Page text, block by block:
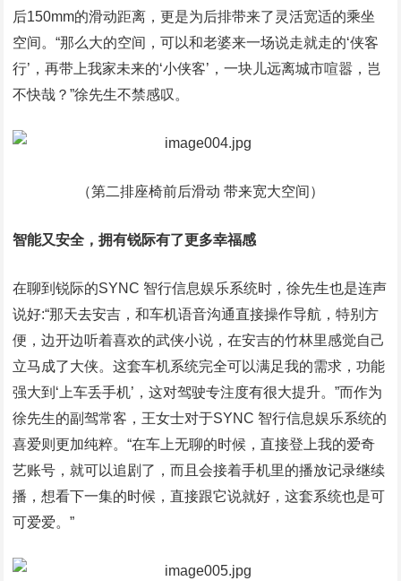
后150mm的滑动距离，更是为后排带来了灵活宽适的乘坐
空间。“那么大的空间，可以和老婆来一场说走就走的‘侠客
行’，再带上我家未来的‘小侠客’，一块儿远离城市喧嚣，岂
不快哉？”徐先生不禁感叹。
（第二排座椅前后滑动 带来宽大空间）
智能又安全，拥有锐际有了更多幸福感
在聊到锐际的SYNC 智行信息娱乐系统时，徐先生也是连声
说好:“那天去安吉，和车机语音沟通直接操作导航，特别方
便，边开边听着喜欢的武侠小说，在安吉的竹林里感觉自己
立马成了大侠。这套车机系统完全可以满足我的需求，功能
强大到‘上车丢手机’，这对驾驶专注度有很大提升。”而作为
徐先生的副驾常客，王女士对于SYNC 智行信息娱乐系统的
喜爱则更加纯粹。“在车上无聊的时候，直接登上我的爱奇
艺账号，就可以追剧了，而且会接着手机里的播放记录继续
播，想看下一集的时候，直接跟它说就好，这套系统也是可
可爱爱。”